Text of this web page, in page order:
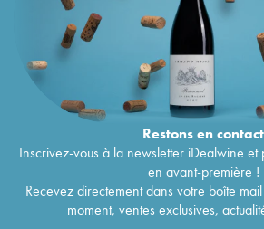
Restons encontact
Inscrivez-vous à la newsletter iDealwine et
en avant-première !
Recevez directement dans votre boîte
moment, ventes exclusives,